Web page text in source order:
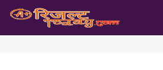
Skip
content